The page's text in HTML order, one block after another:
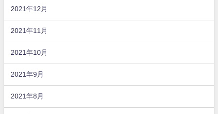
2021年12月
2021年11月
2021年10月
2021年9月
2021年8月